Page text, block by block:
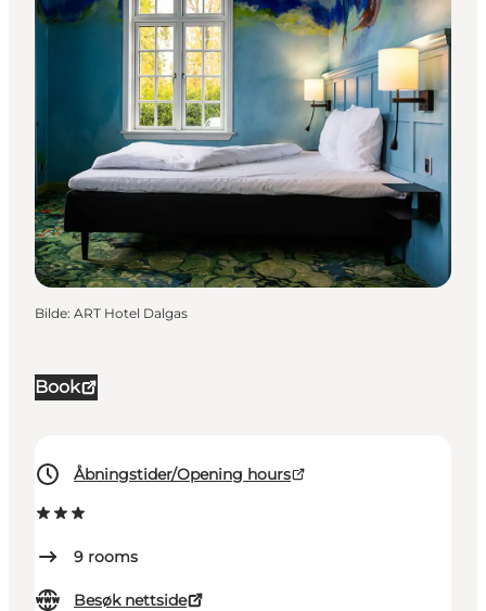
Book
Åbningstider/Opening hours
9 rooms
Besøk nettside
Bilde: ART Hotel Dalgas